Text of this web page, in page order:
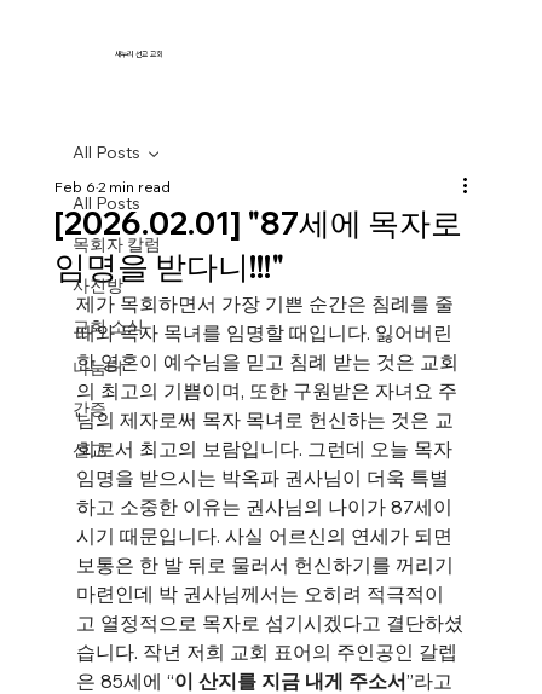
새누리 선교 교회
All Posts
목회자 칼럼
사진방
교회 소식
나눔터
간증
선교
All Posts
[2026.02.01] "87세에 목자로
임명을 받다니!!!"
Feb 62 min read
제가 목회하면서 가장 기쁜 순간은 침례를 줄
때와 목자 목녀를 임명할 때입니다. 잃어버린
한 영혼이 예수님을 믿고 침례 받는 것은 교회
의 최고의 기쁨이며, 또한 구원받은 자녀요 주
님의 제자로써 목자 목녀로 헌신하는 것은 교
회로서 최고의 보람입니다. 그런데 오늘 목자
임명을 받으시는 박옥파 권사님이 더욱 특별
하고 소중한 이유는 권사님의 나이가 87세이
시기 때문입니다. 사실 어르신의 연세가 되면
보통은 한 발 뒤로 물러서 헌신하기를 꺼리기
마련인데 박 권사님께서는 오히려 적극적이
고 열정적으로 목자로 섬기시겠다고 결단하셨
습니다. 작년 저희 교회 표어의 주인공인 갈렙
은 85세에 “이 산지를 지금 내게 주소서”라고